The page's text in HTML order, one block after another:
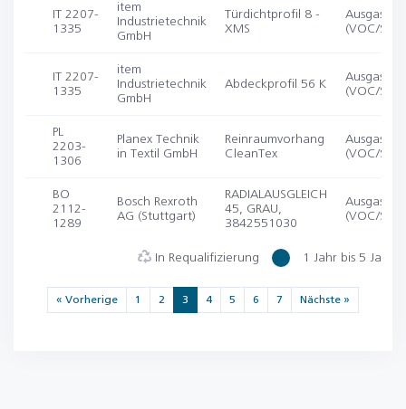
IT 2207-
1335
item
Industrietechnik
GmbH
Türdichtprofil 8 -
XMS
(VOC/
IT 2207-
1335
item
Industrietechnik
GmbH
Abdeckprofil 56 K
(VOC/
PL
2203-
1306
Planex Technik
in Textil GmbH
Reinraumvorhang
CleanTex
(VOC/
BO
2112-
1289
Bosch Rexroth
AG (Stuttgart)
RADIALAUSGLEICH
45, GRAU,
3842551030
(VOC/
In Requalifizierung 1 Jahr bis 5 Jahre
« Vorherige 1 2 3 4 5 6 7 Nächste »